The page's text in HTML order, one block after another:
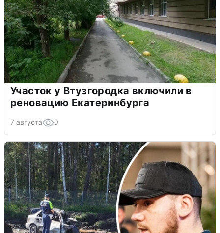
Участок у Втузгородка включили в
реновацию Екатеринбурга
7 августа 0